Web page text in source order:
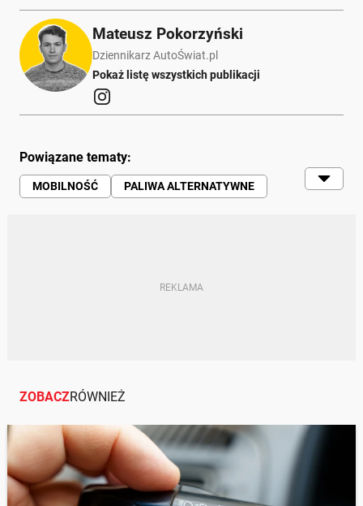
Mateusz Pokorzyński
Dziennikarz AutoŚwiat.pl
Pokaż listę wszystkich publikacji
Powiązane tematy:
MOBILNOŚĆ
PALIWA ALTERNATYWNE
ZOBACZRÓWNIEŻ